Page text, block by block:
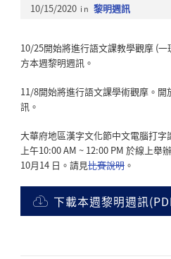
10/15/2020 in 黎明週訊
10/25開始將進行語文課教學觀摩 (
方本週黎明週訊。
11/8開始將進行語文課學術觀摩。
訊。
大華府地區漢字文化節中文電腦打字
上午10:00 AM ~ 12:00 PM 於線上
10月14 日。請見比賽說明。
下載本週黎明週訊